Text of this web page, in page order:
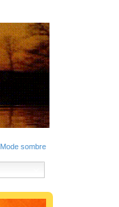
Mode sombre